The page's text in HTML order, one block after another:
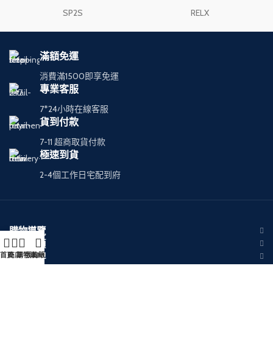
SP2S RELX
滿額免運
消費滿1500即享免運
專業客服
7*24小時在線客服
貨到付款
7-11 超商取貨付款
極速到貨
2-4個工作日宅配到府
購物導覽
商品分類
熱銷品牌
首頁商店購物車
我的賬戶
LINE客服